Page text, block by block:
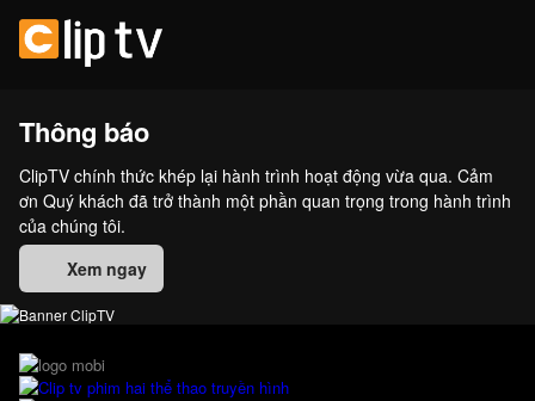
Thông báo
ClipTV chính thức khép lại hành trình hoạt động vừa qua. Cảm
ơn Quý khách đã trở thành một phần quan trọng trong hành trình
của chúng tôi.
Xem ngay